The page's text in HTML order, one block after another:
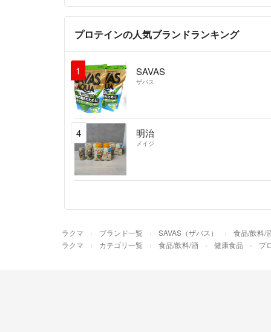
プロテインの人気ブランドランキング
1 SAVAS
ザバス
4 明治
メイジ
ラクマ ブランド一覧 SAVAS（ザバス） 食品/飲料/
ラクマ カテゴリ一覧 食品/飲料/酒 健康食品 プ